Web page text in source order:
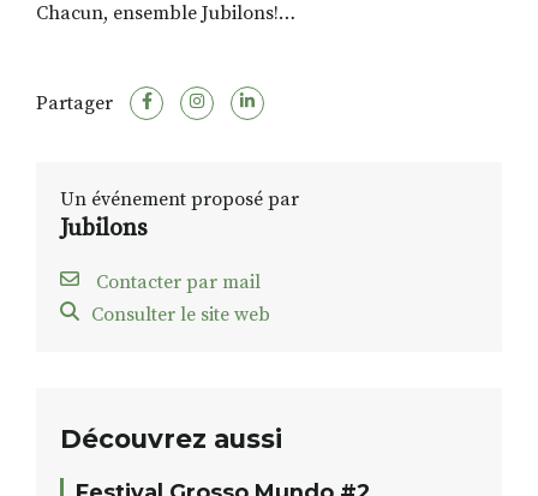
Chacun, ensemble Jubilons!…
Partager
Un événement proposé par
Jubilons
Contacter par mail
Consulter le site web
Découvrez aussi